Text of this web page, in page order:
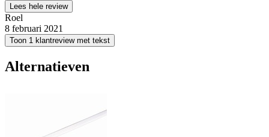
Lees hele review
Roel
8 februari 2021
Toon 1 klantreview met tekst
Alternatieven